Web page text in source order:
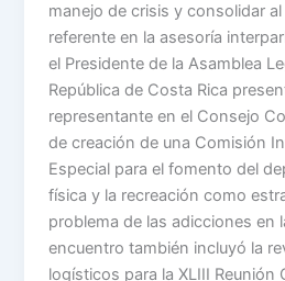
manejo de crisis y consolidar al
referente en la asesoría
el Presidente de la Asamblea
República de Costa Rica
representante en el Consejo
de creación de una Comisión
Especial para el fomento del
física y la recreación como
problema de las adicciones en
encuentro también incluyó la
logísticos para la XLIII Reunión